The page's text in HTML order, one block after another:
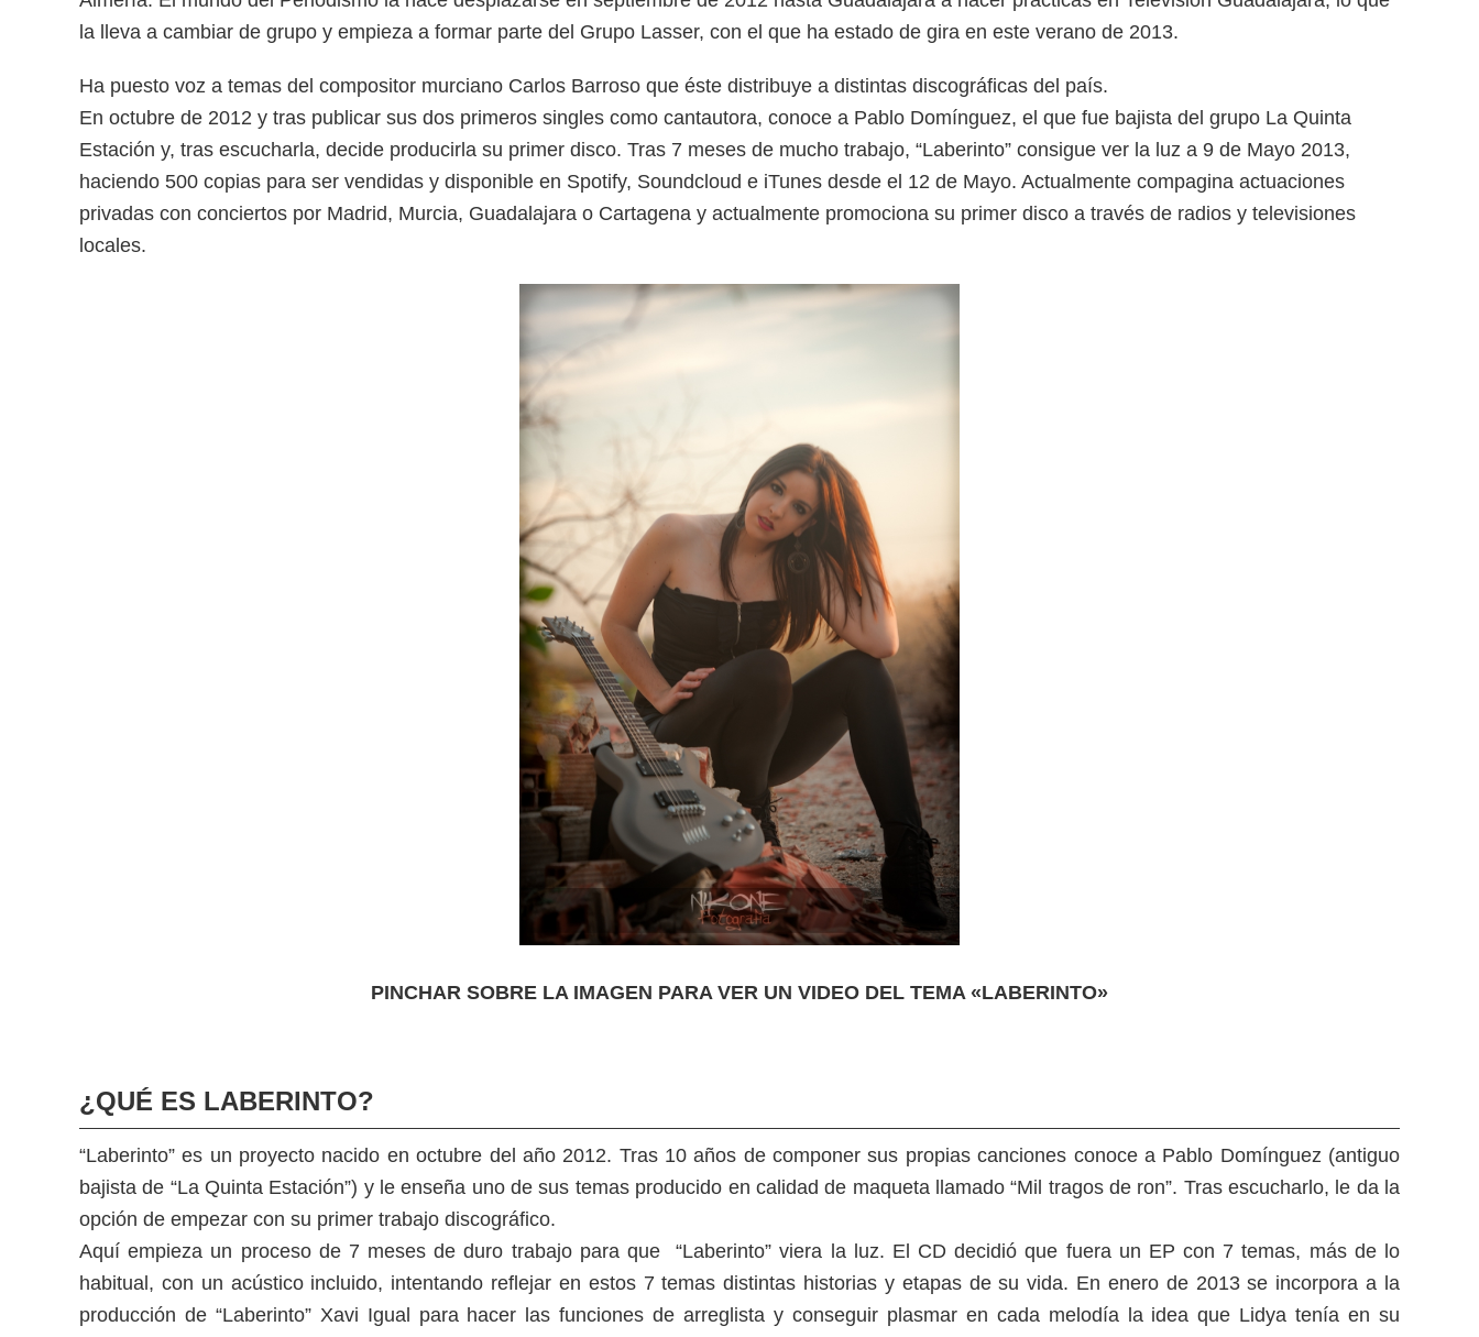
la lleva a cambiar de grupo y empieza a formar parte del Grupo Lasser, con el que ha estado de gira en este verano de 2013.
Ha puesto voz a temas del compositor murciano Carlos Barroso que éste distribuye a distintas discográficas del país.
En octubre de 2012 y tras publicar sus dos primeros singles como cantautora, conoce a Pablo Domínguez, el que fue bajista del grupo La Quinta
Estación y, tras escucharla, decide producirla su primer disco. Tras 7 meses de mucho trabajo, “Laberinto” consigue ver la luz a 9 de Mayo 2013,
haciendo 500 copias para ser vendidas y disponible en Spotify, Soundcloud e iTunes desde el 12 de Mayo. Actualmente compagina actuaciones
privadas con conciertos por Madrid, Murcia, Guadalajara o Cartagena y actualmente promociona su primer disco a través de radios y televisiones
locales.
PINCHAR SOBRE LA IMAGEN PARA VER UN VIDEO DEL TEMA «LABERINTO»
¿QUÉ ES LABERINTO?
“Laberinto” es un proyecto nacido en octubre del año 2012. Tras 10 años de componer sus propias canciones conoce a Pablo Domínguez (antiguo
bajista de “La Quinta Estación”) y le enseña uno de sus temas producido en calidad de maqueta llamado “Mil tragos de ron”. Tras escucharlo, le da la
opción de empezar con su primer trabajo discográfico.
Aquí empieza un proceso de 7 meses de duro trabajo para que “Laberinto” viera la luz. El CD decidió que fuera un EP con 7 temas, más de lo
habitual, con un acústico incluido, intentando reflejar en estos 7 temas distintas historias y etapas de su vida. En enero de 2013 se incorpora a la
producción de “Laberinto” Xavi Igual para hacer las funciones de arreglista y conseguir plasmar en cada melodía la idea que Lidya tenía en su